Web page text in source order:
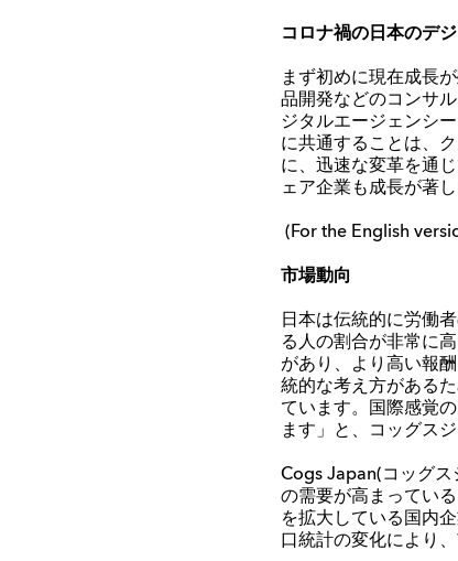
コロナ禍の日本のデ
まず初めに現在成長
品開発などのコンサ
ジタルエージェンシ
に共通することは、
に、迅速な変革を通
ェア企業も成長が著し
(For the English
市場動向
日本は伝統的に労働
る人の割合が非常に
があり、より高い報
統的な考え方がある
ています。国際感覚の
ます 」 と、 コ ッグス
Cogs Japan(コ ッグス
の需要が高まってい
を拡大している国内
口統計の変化により